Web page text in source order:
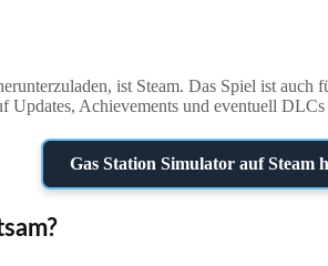
ist Steam. Das Spiel ist
Updates, Achievements und eventuell DLCs
Gas Station Simulator auf Steam